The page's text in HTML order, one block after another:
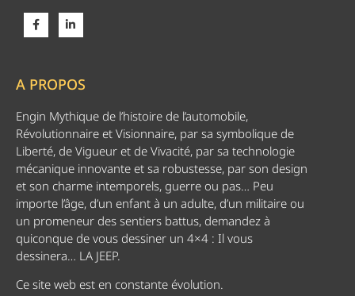
A PROPOS
Engin Mythique de l’histoire de l’automobile,
Révolutionnaire et Visionnaire, par sa symbolique de
Liberté, de Vigueur et de Vivacité, par sa technologie
mécanique innovante et sa robustesse, par son design
et son charme intemporels, guerre ou pas… Peu
importe l’âge, d’un enfant à un adulte, d’un militaire ou
un promeneur des sentiers battus, demandez à
quiconque de vous dessiner un 4×4 : Il vous
dessinera… LA JEEP.
Ce site web est en constante évolution.